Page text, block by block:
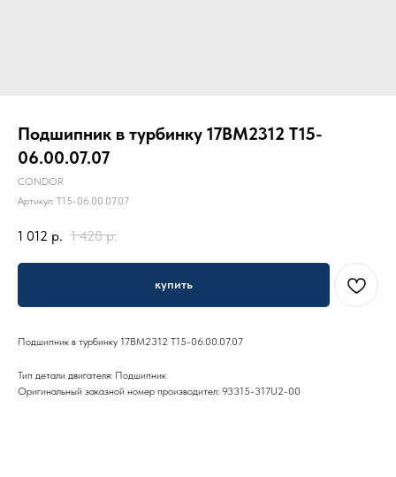
Подшипник в турбинку 17ВМ2312 Т15-
06.00.07.07
CONDOR
Артикул: T15-06.00.07.07
1 012 р. 1 428 р.
купить
Подшипник в турбинку 17ВМ2312 Т15-06.00.07.07
Тип детали двигателя: Подшипник
Оригинальный заказной номер производител: 93315-317U2-00